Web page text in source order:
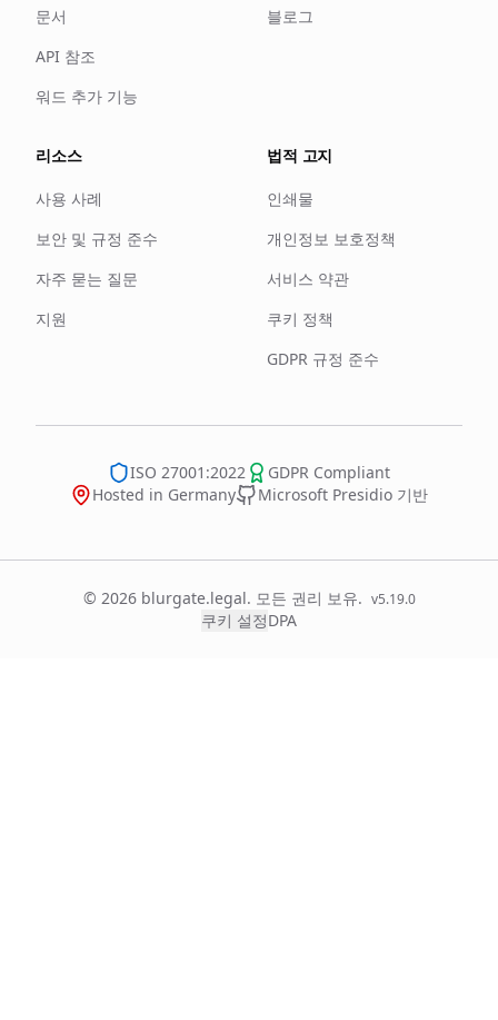
문서
API 참조
워드 추가 기능
블로그
리소스
사용 사례
보안 및 규정 준수
자주 묻는 질문
지원
법적 고지
인쇄물
개인정보 보호정책
서비스 약관
쿠키 정책
GDPR 규정 준수
ISO 27001:2022
GDPR Compliant
Hosted in Germany
Microsoft Presidio 기반
© 2026 blurgate.legal. 모든 권리 보유. v5.19.0
쿠키 설정DPA